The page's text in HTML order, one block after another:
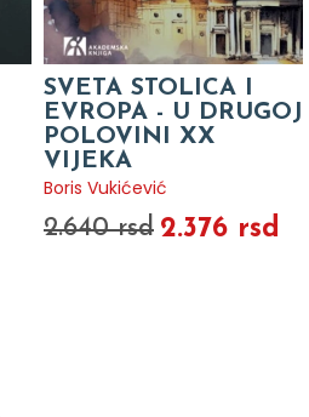
SVETA STOLICA I
EVROPA - U DRUGOJ
POLOVINI XX
VIJEKA
Boris Vukićević
2.640 rsd 2.376 rsd